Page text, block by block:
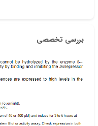
بررسی تخصصی